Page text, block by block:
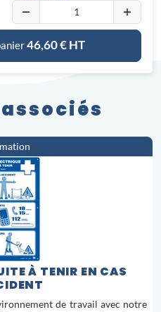
46,60€ HT
À TENIR EN CAS
de travail avec notre